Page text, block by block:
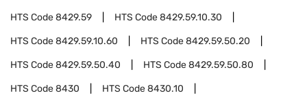
HTS Code8429.59 HTS Code8429.59.10.30
HTS Code8429.59.10.60 HTS Code8429.59.50.20
HTS Code8429.59.50.40 HTS Code8429.59.50.80
HTS Code8430 HTS Code8430.10